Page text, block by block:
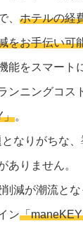
、ホテルの経
をお手伝い可
能をスマート
ンニングコス
」。
なりがちな
ありません。
減が潮流と
ン「